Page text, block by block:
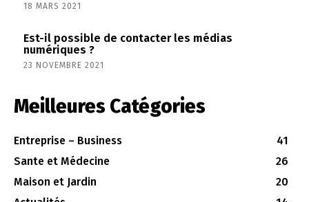
18 MARS 2021
Est-il possible de contacter les médias
numériques ?
23 NOVEMBRE 2021
Meilleures Catégories
Entreprise – Business
41
Sante et Médecine
26
Maison et Jardin
20